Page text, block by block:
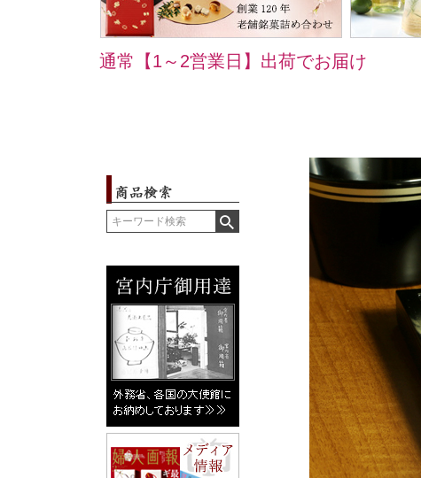
通常【1～2営業日】出荷でお届け